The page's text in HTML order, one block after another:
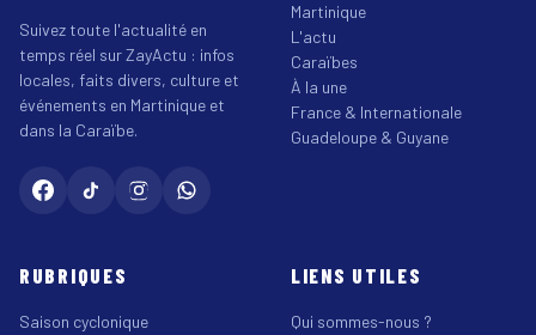
Suivez toute l'actualité en
temps réel sur ZayActu : infos
locales, faits divers, culture et
événements en Martinique et
dans la Caraïbe.
Martinique
L'actu
Caraïbes
À la une
France & Internationale
Guadeloupe & Guyane
RUBRIQUES
Saison cyclonique
LIENS UTILES
Qui sommes-nous ?